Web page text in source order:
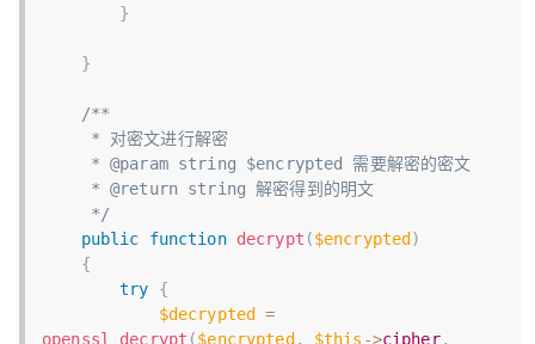
}
}
/**
     */
public
function decrypt ($encrypted )
{
try
{
$decrypted
=
openssl_decrypt ($encrypted , $this ->cipher,